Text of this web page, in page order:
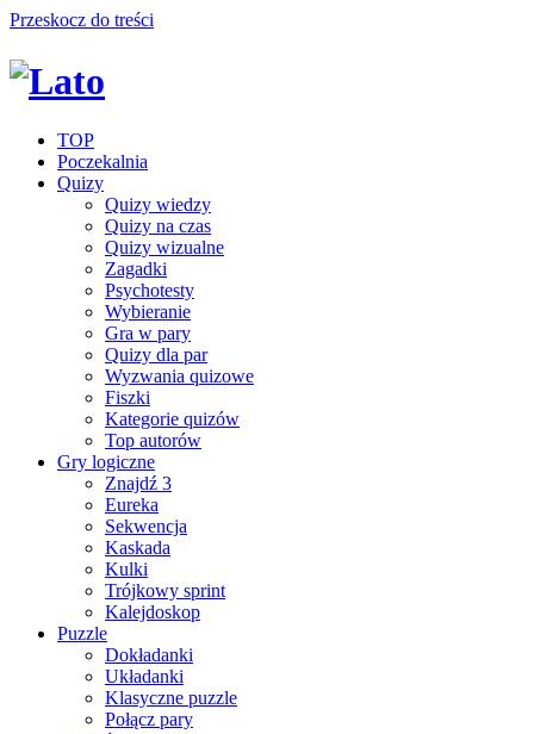
Przeskocz do treści
TOP
Poczekalnia
Quizy
Quizy wiedzy
Quizy na czas
Quizy wizualne
Zagadki
Psychotesty
Wybieranie
Gra w pary
Quizy dla par
Wyzwania quizowe
Fiszki
Kategorie quizów
Top autorów
Gry logiczne
Znajdź 3
Eureka
Sekwencja
Kaskada
Kulki
Trójkowy sprint
Kalejdoskop
Puzzle
Dokładanki
Układanki
Klasyczne puzzle
Połącz pary